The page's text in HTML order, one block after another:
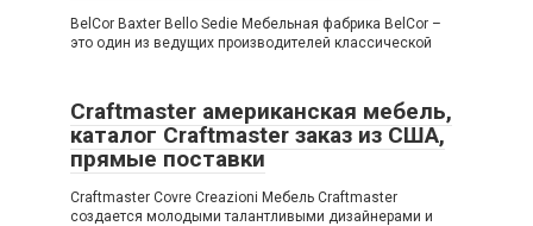
BelCor Baxter Bello Sedie Мебельная фабрика BelCor –
это один из ведущих производителей классической
Craftmaster американская мебель,
каталог Craftmaster заказ из США,
прямые поставки
Craftmaster Covre Creazioni Мебель Craftmaster
создается молодыми талантливыми дизайнерами и